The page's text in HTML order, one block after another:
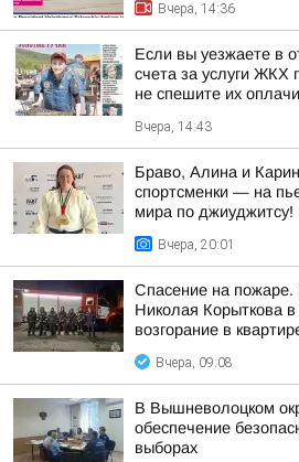
Вчера, 14:36
Если вы уезжаете в
счета за услуги ЖКХ
не спешите их
Вчера, 14:43
Браво, Алина и
спортсменки — на
мира по джиуджитсу!
Вчера, 20:01
Спасение на пожаре.
Николая Корыткова
возгорание в
Вчера, 09:08
В Вышневолоцком
обеспечение
выборах